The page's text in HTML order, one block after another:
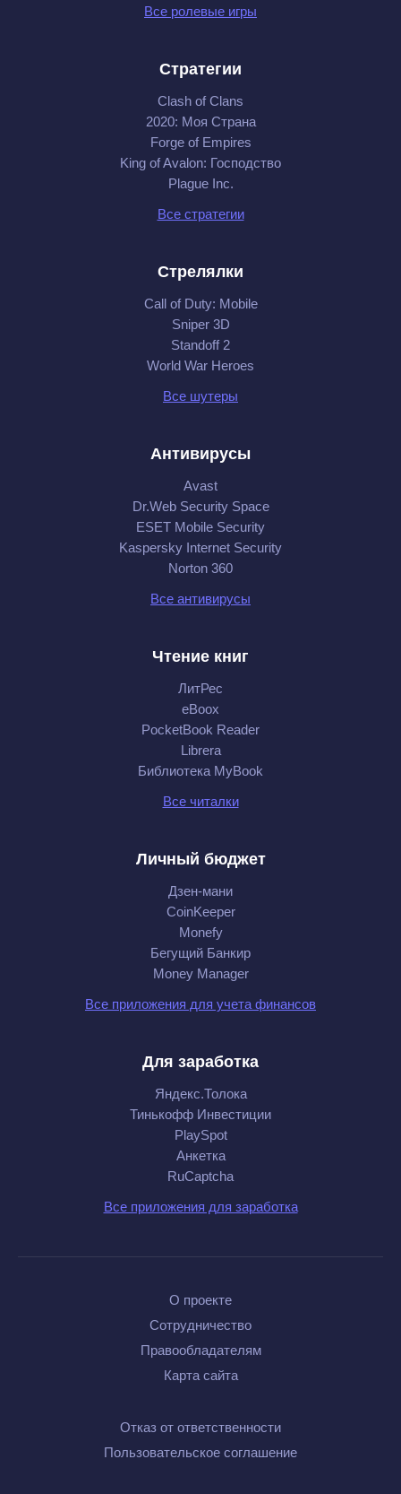
Все ролевые игры
Стратегии
Clash of Clans
2020: Моя Cтрана
Forge of Empires
King of Avalon: Господство
Plague Inc.
Все стратегии
Стрелялки
Call of Duty: Mobile
Sniper 3D
Standoff 2
World War Heroes
Все шутеры
Антивирусы
Avast
Dr.Web Security Space
ESET Mobile Security
Kaspersky Internet Security
Norton 360
Все антивирусы
Чтение книг
ЛитРес
eBoox
PocketBook Reader
Librera
Библиотека MyBook
Все читалки
Личный бюджет
Дзен-мани
CoinKeeper
Monefy
Бегущий Банкир
Money Manager
Все приложения для учета финансов
Для заработка
Яндекс.Толока
Тинькофф Инвестиции
PlaySpot
Анкетка
RuCaptcha
Все приложения для заработка
О проекте
Сотрудничество
Правообладателям
Карта сайта
Отказ от ответственности
Пользовательское соглашение